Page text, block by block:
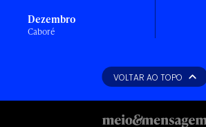
Dezembro
Caboré
VOLTAR AO TOPO